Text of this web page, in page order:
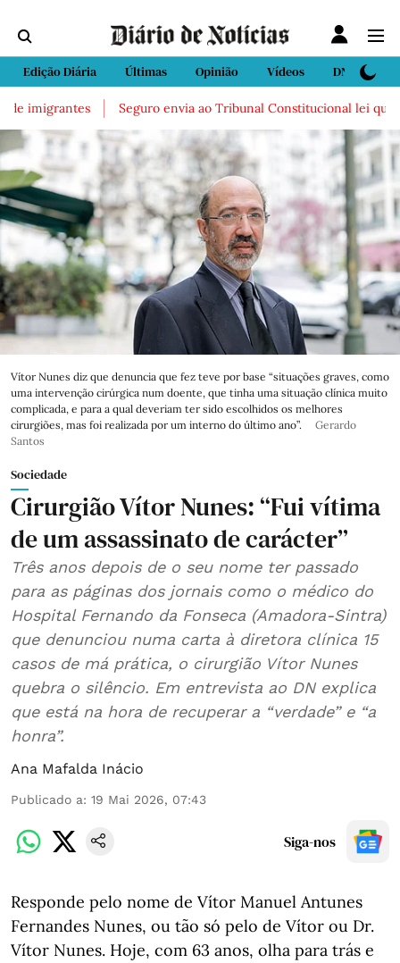
Edição Diária Últimas Opinião Vídeos DN Sport
Seguro envia ao Tribunal Constitucional lei que facilita
Vítor Nunes diz que denuncia que fez teve por base “situações graves, como
uma intervenção cirúrgica num doente, que tinha uma situação clínica muito
complicada, e para a qual deveriam ter sido escolhidos os melhores
cirurgiões, mas foi realizada por um interno do último ano”.
Gerardo
Santos
Sociedade
Cirurgião Vítor Nunes: “Fui vítima
de um assassinato de carácter”
Três anos depois de o seu nome ter passado
para as páginas dos jornais como o médico do
Hospital Fernando da Fonseca (Amadora-Sintra)
que denunciou numa carta à diretora clínica 15
casos de má prática, o cirurgião Vítor Nunes
quebra o silêncio. Em entrevista ao DN explica
que está na hora de recuperar a “verdade” e “a
honra”.
Ana Mafalda Inácio
Publicado a: 19 Mai 2026, 07:43
Siga-nos
Responde pelo nome de Vítor Manuel Antunes
Fernandes Nunes, ou tão só pelo de Vítor ou Dr.
Vítor Nunes. Hoje, com 63 anos, olha para trás e